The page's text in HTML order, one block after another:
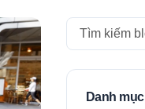
Search
Danh mục